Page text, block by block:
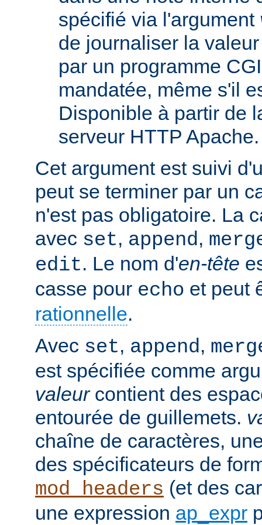
spécifié via l'argument
de journaliser la
par un programme
mandatée, même s'il
Disponible à partir de
serveur HTTP Apache.
Cet argument est suivi
peut se terminer par un
n'est pas obligatoire. La
avec set, append,
edit. Le nom d'en-tête
casse pour echo et peut
rationnelle.
Avec set, append,
est spécifiée comme
valeurcontient des
entourée de guillemets.
chaîne de caractères,
des spécificateurs de
mod_headers (et des
une expression ap_expr